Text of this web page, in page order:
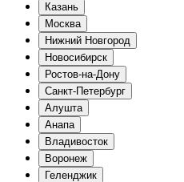
Казань
Москва
Нижний Новгород
Новосибирск
Ростов-на-Дону
Санкт-Петербург
Алушта
Анапа
Владивосток
Воронеж
Геленджик